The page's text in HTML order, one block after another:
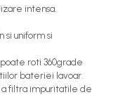
intensa.
si uniform si
roti 360grade
bateriei lavoar.
filtra impuritatile de